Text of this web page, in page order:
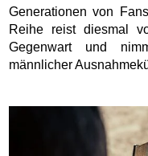
Generationen von
Reihe reist diesmal
Gegenwart und
männlicher